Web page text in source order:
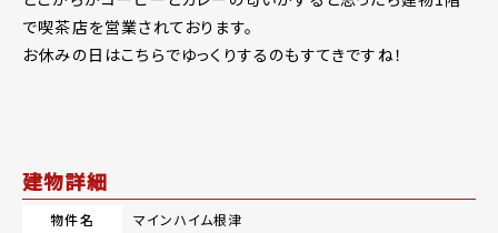
で喫茶店を営業されております。
お休みの日はこちらでゆっくりするのもすてきですね！
建物詳細
物件名
マインハイム根津